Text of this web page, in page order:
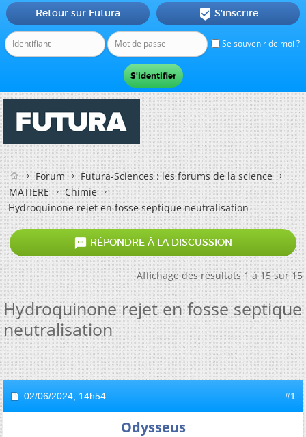
Se souvenir de moi ?
Retour sur Futura  S'inscrire
Forum
Futura-Sciences : les forums de la science
MATIERE
Chimie
Hydroquinone rejet en fosse septique neutralisation
 RÉPONDRE À LA DISCUSSION
Affichage des résultats 1 à 15 sur 15
Hydroquinone rejet en fosse septique
neutralisation
02/06/2024, 14h54 #1
Odysseus